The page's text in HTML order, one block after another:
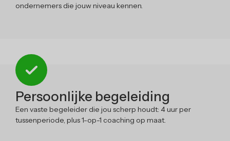
ondernemers die jouw niveau kennen.
Persoonlijke begeleiding
Een vaste begeleider die jou scherp houdt: 4 uur per
tussenperiode, plus 1-op-1 coaching op maat.